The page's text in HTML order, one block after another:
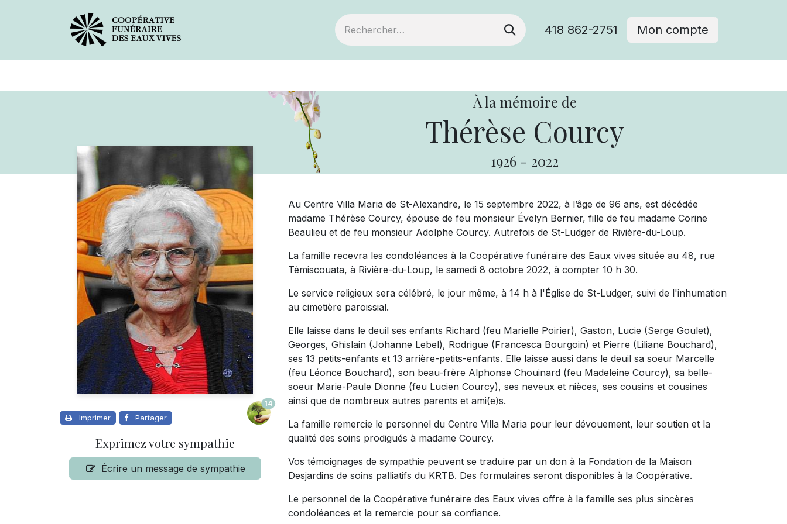
418 862-2751 Mon compte
À la mémoire de
Thérèse Courcy
1926 - 2022
Imprimer Partager
14
Exprimez votre sympathie
Écrire un message de sympathie
Au Centre Villa Maria de St-Alexandre, le 15 septembre 2022, à l’âge de 96 ans, est décédée
madame Thérèse Courcy, épouse de feu monsieur Évelyn Bernier, fille de feu madame Corine
Beaulieu et de feu monsieur Adolphe Courcy. Autrefois de St-Ludger de Rivière-du-Loup.
La famille recevra les condoléances à la Coopérative funéraire des Eaux vives située au 48, rue
Témiscouata, à Rivière-du-Loup, le samedi 8 octobre 2022, à compter 10 h 30.
Le service religieux sera célébré, le jour même, à 14 h à l'Église de St-Ludger, suivi de l'inhumation
au cimetière paroissial.
Elle laisse dans le deuil ses enfants Richard (feu Marielle Poirier), Gaston, Lucie (Serge Goulet),
Georges, Ghislain (Johanne Lebel), Rodrigue (Francesca Bourgoin) et Pierre (Liliane Bouchard),
ses 13 petits-enfants et 13 arrière-petits-enfants. Elle laisse aussi dans le deuil sa soeur Marcelle
(feu Léonce Bouchard), son beau-frère Alphonse Chouinard (feu Madeleine Courcy), sa belle-
soeur Marie-Paule Dionne (feu Lucien Courcy), ses neveux et nièces, ses cousins et cousines
ainsi que de nombreux autres parents et ami(e)s.
La famille remercie le personnel du Centre Villa Maria pour leur dévouement, leur soutien et la
qualité des soins prodigués à madame Courcy.
Vos témoignages de sympathie peuvent se traduire par un don à la Fondation de la Maison
Desjardins de soins palliatifs du KRTB. Des formulaires seront disponibles à la Coopérative.
Le personnel de la Coopérative funéraire des Eaux vives offre à la famille ses plus sincères
condoléances et la remercie pour sa confiance.